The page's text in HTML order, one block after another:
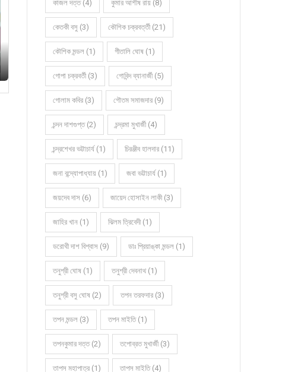
হৈচৈ কবিতায় দীপঙ্কর বৈদ্য
কাজল দত্ত (4) কুমার আশীষ রায় (8)
কেতকী বসু (3) কৌশিক চক্রবর্ত্তী (21)
কৌশিক মন্ডল (1) গীতালি ঘোষ (1)
গোপা চক্রবর্তী (3) গোবিন্দ ব্যানার্জী (5)
গোলাম কবির (3) গৌতম সমাজদার (9)
চন্দন দাশগুপ্ত (2) চন্দ্রমা মুখার্জী (4)
চন্দ্রশেখর ভট্টাচার্য (1) চিরঞ্জীব হালদার (11)
জনা বন্দ্যোপাধ্যায় (1) জবা ভট্টাচার্য (1)
জয়দেব দাস (6) জায়েদ হোসাইন লাকী (3)
জাহির খান (1) ঝিলম ত্রিবেদী (1)
ডরোথী দাশ বিশ্বাস (9) ডাঃ প্রিয়াঙ্কা মন্ডল (1)
তনুশ্রী ঘোষ (1) তনুশ্রী দেবনাথ (1)
তনুশ্রী বসু ঘোষ (2) তপন তরফদার (3)
তপন মন্ডল (3) তপন মাইতি (1)
তপনকুমার দত্ত (2) তপোব্রত মুখার্জী (3)
তাপস মহাপাত্র (1) তাপস মাইতি (4)